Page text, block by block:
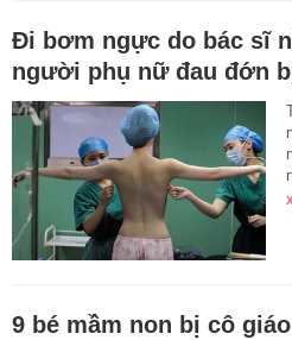
Đi bơm ngực do bác sĩ
người phụ nữ đau đớn
9 bé mầm non bị cô